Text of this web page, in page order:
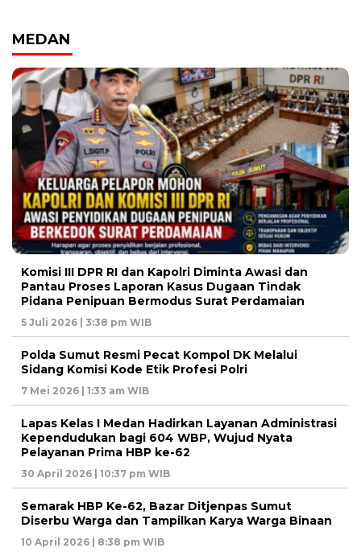
MEDAN
Komisi III DPR RI dan Kapolri Diminta Awasi dan
Pantau Proses Laporan Kasus Dugaan Tindak
Pidana Penipuan Bermodus Surat Perdamaian
5 Juli 2026 | 3:38 pm WIB
Polda Sumut Resmi Pecat Kompol DK Melalui
Sidang Komisi Kode Etik Profesi Polri
7 Mei 2026 | 1:33 am WIB
Lapas Kelas I Medan Hadirkan Layanan Administrasi
Kependudukan bagi 604 WBP, Wujud Nyata
Pelayanan Prima HBP ke-62
30 April 2026 | 10:37 pm WIB
Semarak HBP Ke-62, Bazar Ditjenpas Sumut
Diserbu Warga dan Tampilkan Karya Warga Binaan
10 April 2026 | 8:38 pm WIB